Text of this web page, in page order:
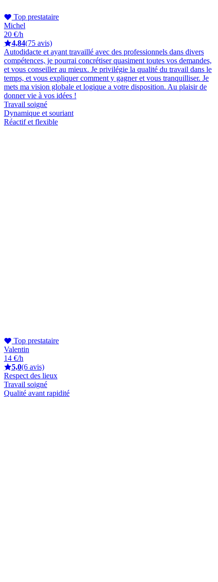
Top prestataire
Michel
20 €/h
4,84(75 avis)
Autodidacte et ayant travaillé avec des professionnels dans divers
compétences, je pourrai concrétiser quasiment toutes vos demandes,
et vous conseiller au mieux. Je privilégie la qualité du travail dans le
temps, et vous expliquer comment y gagner et vous tranquilliser. Je
mets ma vision globale et logique a votre disposition. Au plaisir de
donner vie à vos idées !
Travail soigné
Dynamique et souriant
Réactif et flexible
Top prestataire
Valentin
14 €/h
5,0(6 avis)
Respect des lieux
Travail soigné
Qualité avant rapidité